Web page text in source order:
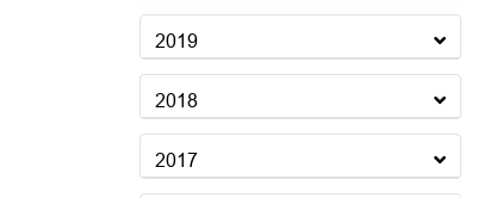
2019
2018
2017